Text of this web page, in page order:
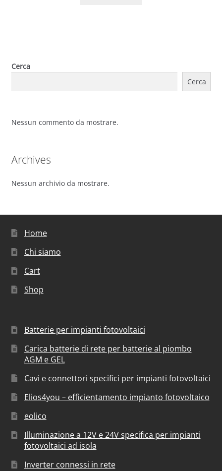
Cerca
Cerca
Nessun commento da mostrare.
Archives
Nessun archivio da mostrare.
Home
Chi siamo
Cart
Shop
Batterie per impianti fotovoltaici
Carica batterie di rete per batterie al piombo
AGM e GEL
Cavi e connettori specifici per impianti fotovoltaici
Elios4you – efficientamento impianto fotovoltaico
eolico
Illuminazione a 12V e 24V specifica per impianti
fotovoltaici ad isola
Inverter connessi in rete